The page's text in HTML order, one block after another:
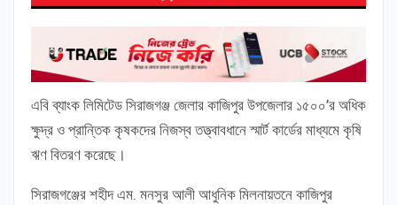
এবি ব্যাংক লিমিটেড সিরাজগঞ্জ জেলার কাজিপুর উপজেলার ১৫০০’র অধিক
ক্ষুদ্র ও প্রান্তিক কৃষকদের নিজস্ব তত্ত্বাবধানে স্মার্ট কার্ডের মাধ্যমে কৃষি
ঋণ বিতরণ করেছে।
সিরাজগঞ্জের শহীদ এম. মনসুর আলী আধুনিক মিলনায়তনে কাজিপুর